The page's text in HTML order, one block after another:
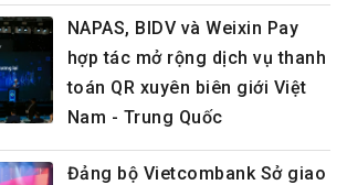
NAPAS, BIDV và Weixin Pay
hợp tác mở rộng dịch vụ thanh
toán QR xuyên biên giới Việt
Nam - Trung Quốc
Đảng bộ Vietcombank Sở giao